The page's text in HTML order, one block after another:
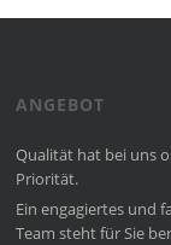
ANGEBOT
Qualität hat bei uns
Priorität.
Ein engagiertes und
Team steht für Sie